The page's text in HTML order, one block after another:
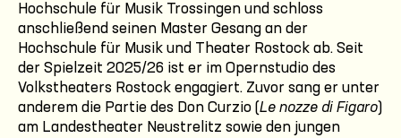
Hochschule für Musik Trossingen und schloss
anschließend seinen Master Gesang an der
Hochschule für Musik und Theater Rostock ab. Seit
der Spielzeit 2025/26 ist er im Opernstudio des
Volkstheaters Rostock engagiert. Zuvor sang er unter
anderem die Partie des Don Curzio (Le nozze di Figaro)
am Landestheater Neustrelitz sowie den jungen